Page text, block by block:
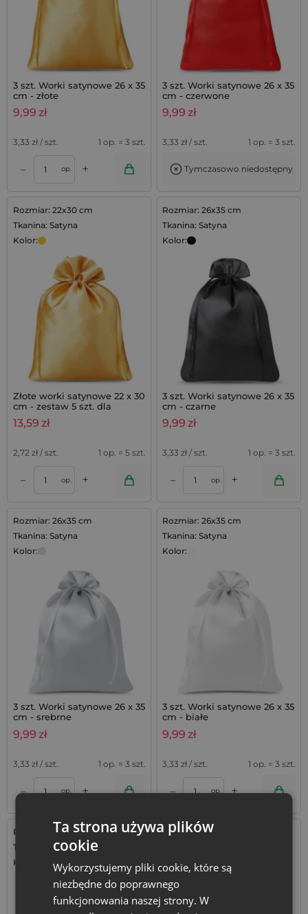
3 szt. Worki satynowe 26 x 35
cm - złote
9,99 zł
3,33 zł / szt. 1 op. = 3 szt.
– op. +
3 szt. Worki satynowe 26 x 35
cm - czerwone
9,99 zł
3,33 zł / szt. 1 op. = 3 szt.
Tymczasowo niedostępny
Rozmiar: 22x30 cm
Tkanina: Satyna
Kolor:
Złote worki satynowe 22 x 30
cm - zestaw 5 szt. dla
wyjątkowych prezentów
13,59 zł
2,72 zł / szt. 1 op. = 5 szt.
– op. +
Rozmiar: 26x35 cm
Tkanina: Satyna
Kolor:
3 szt. Worki satynowe 26 x 35
cm - czarne
9,99 zł
3,33 zł / szt. 1 op. = 3 szt.
– op. +
Rozmiar: 26x35 cm
Tkanina: Satyna
Kolor:
3 szt. Worki satynowe 26 x 35
cm - srebrne
9,99 zł
3,33 zł / szt. 1 op. = 3 szt.
– op. +
Rozmiar: 26x35 cm
Tkanina: Satyna
Kolor:
3 szt. Worki satynowe 26 x 35
cm - białe
9,99 zł
3,33 zł / szt. 1 op. = 3 szt.
– op. +
Rozmiar: 22x30 cm
Tkanina: Satyna
Kolor:
Rozmiar: 26x35 cm
Kolor:
Ta strona używa plików
cookie
Wykorzystujemy pliki cookie, które są
niezbędne do poprawnego
funkcjonowania naszej strony. W